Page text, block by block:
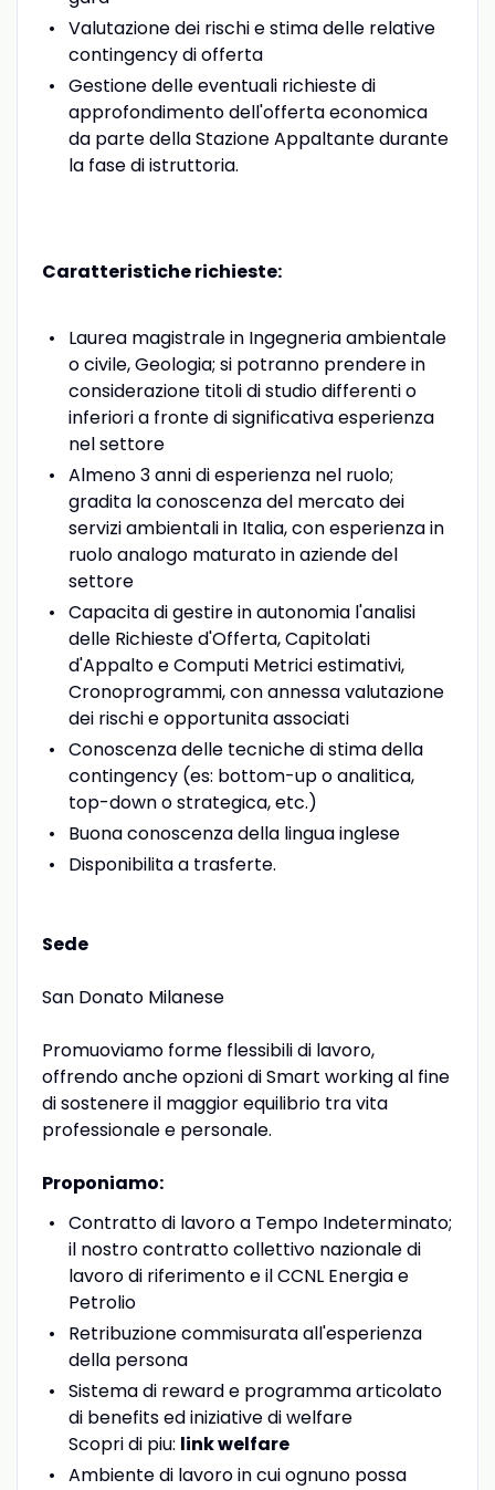
Valutazione dei rischi e stima delle relative
contingency di offerta
Gestione delle eventuali richieste di
approfondimento dell'offerta economica
da parte della Stazione Appaltante durante
la fase di istruttoria.
Caratteristiche richieste:
Laurea magistrale in Ingegneria ambientale
o civile, Geologia; si potranno prendere in
considerazione titoli di studio differenti o
inferiori a fronte di significativa esperienza
nel settore
Almeno 3 anni di esperienza nel ruolo;
gradita la conoscenza del mercato dei
servizi ambientali in Italia, con esperienza in
ruolo analogo maturato in aziende del
settore
Capacita di gestire in autonomia l'analisi
delle Richieste d'Offerta, Capitolati
d'Appalto e Computi Metrici estimativi,
Cronoprogrammi, con annessa valutazione
dei rischi e opportunita associati
Conoscenza delle tecniche di stima della
contingency (es: bottom-up o analitica,
top-down o strategica, etc.)
Buona conoscenza della lingua inglese
Disponibilita a trasferte.
Sede
San Donato Milanese
Promuoviamo forme flessibili di lavoro,
offrendo anche opzioni di Smart working al fine
di sostenere il maggior equilibrio tra vita
professionale e personale.
Proponiamo:
Contratto di lavoro a Tempo Indeterminato;
il nostro contratto collettivo nazionale di
lavoro di riferimento e il CCNL Energia e
Petrolio
Retribuzione commisurata all'esperienza
della persona
Sistema di reward e programma articolato
di benefits ed iniziative di welfare
Scopri di piu: link welfare
Ambiente di lavoro in cui ognuno possa